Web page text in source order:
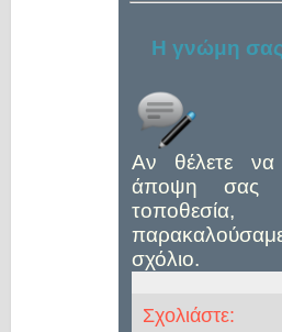
Η γνώμη σας
Αν θέλετε
άποψη σας
σχόλιο.
Σχολιάστε: